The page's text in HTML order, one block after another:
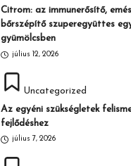
Citrom: az immunerősítő,
bőrszépítő szuperegyüttes
gyümölcsben
július 12, 2026
Uncategorized
Az egyéni szükségletek
fejlődéshez
július 7, 2026